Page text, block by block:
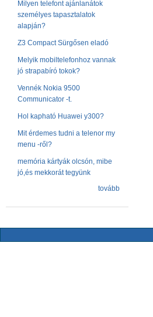
Milyen telefont ajánlanátok
személyes tapasztalatok
alapján?
Z3 Compact Sürgősen eladó
Melyik mobiltelefonhoz vannak
jó strapabíró tokok?
Vennék Nokia 9500
Communicator -t.
Hol kapható Huawei y300?
Mit érdemes tudni a telenor my
menu -ről?
memória kártyák olcsón, mibe
jó,és mekkorát tegyünk
tovább